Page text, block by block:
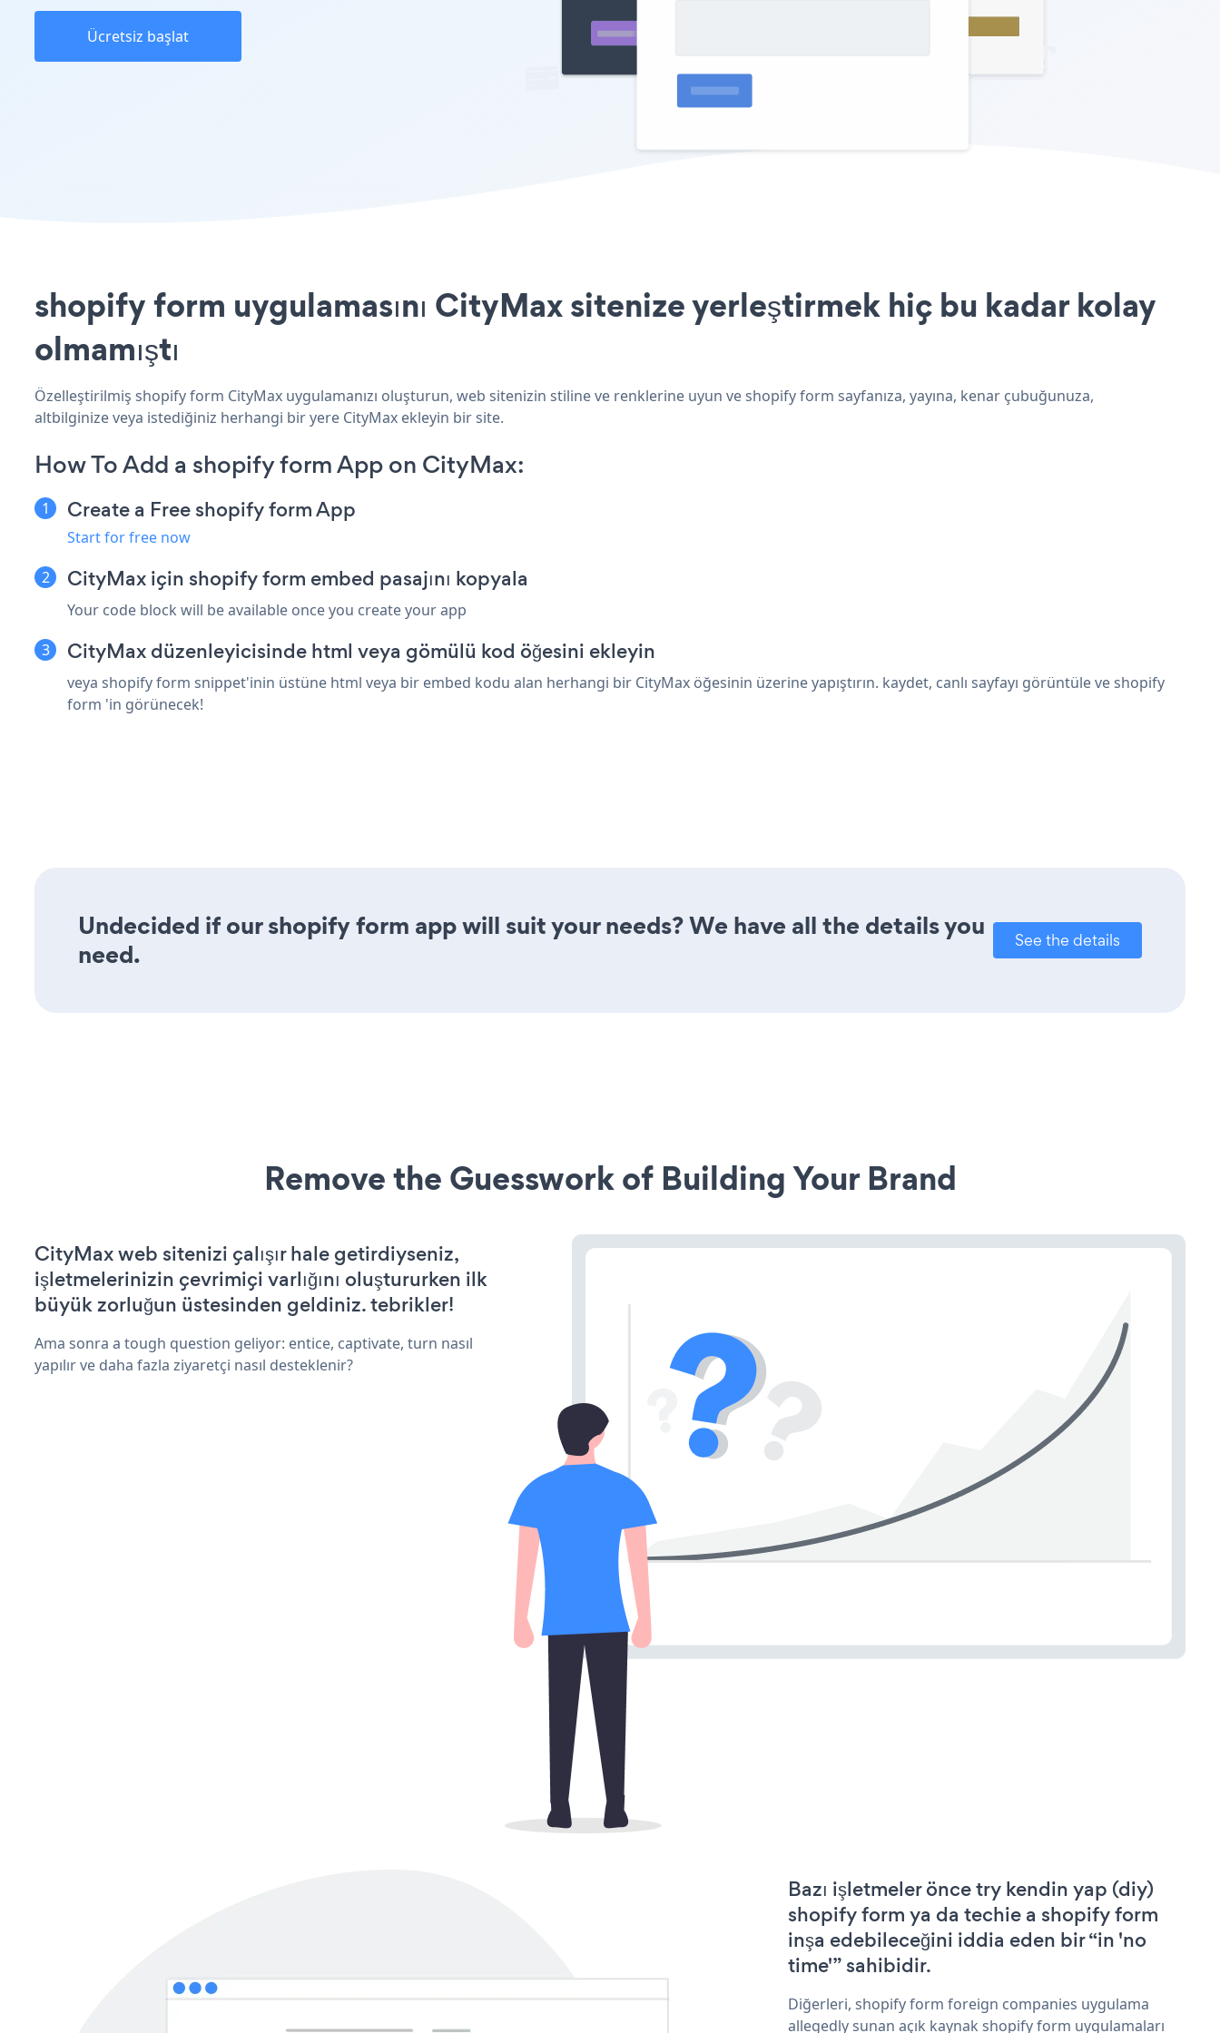
Ücretsiz başlat
shopify form uygulamasını CityMax sitenize yerleştirmek hiç bu kadar kolay
olmamıştı
Özelleştirilmiş shopify form CityMax uygulamanızı oluşturun, web sitenizin stiline ve renklerine uyun ve shopify form sayfanıza, yayına, kenar çubuğunuza,
altbilginize veya istediğiniz herhangi bir yere CityMax ekleyin bir site.
How To Add a shopify form App on CityMax:
Create a Free shopify form App
Start for free now
CityMax için shopify form embed pasajını kopyala
Your code block will be available once you create your app
CityMax düzenleyicisinde html veya gömülü kod öğesini ekleyin
veya shopify form snippet'inin üstüne html veya bir embed kodu alan herhangi bir CityMax öğesinin üzerine yapıştırın. kaydet, canlı sayfayı görüntüle ve shopify
form 'in görünecek!
Undecided if our shopify form app will suit your needs? We have all the details you
need.
See the details
Remove the Guesswork of Building Your Brand
CityMax web sitenizi çalışır hale getirdiyseniz,
işletmelerinizin çevrimiçi varlığını oluştururken ilk
büyük zorluğun üstesinden geldiniz. tebrikler!
Ama sonra a tough question geliyor: entice, captivate, turn nasıl
yapılır ve daha fazla ziyaretçi nasıl desteklenir?
Bazı işletmeler önce try kendin yap (diy)
shopify form ya da techie a shopify form
inşa edebileceğini iddia eden bir “in 'no
time'” sahibidir.
Diğerleri, shopify form foreign companies uygulama
allegedly sunan açık kaynak shopify form uygulamaları